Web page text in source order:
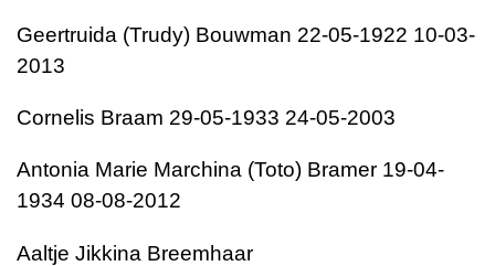
Geertruida (Trudy) Bouwman 22-05-1922 10-03-
2013
Cornelis Braam 29-05-1933 24-05-2003
Antonia Marie Marchina (Toto) Bramer 19-04-
1934 08-08-2012
Aaltje Jikkina Breemhaar